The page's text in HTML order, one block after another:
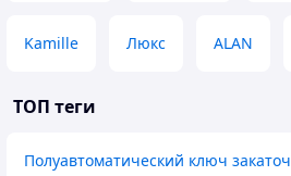
Kamille Люкс ALAN
ТОП теги
Полуавтоматический ключ